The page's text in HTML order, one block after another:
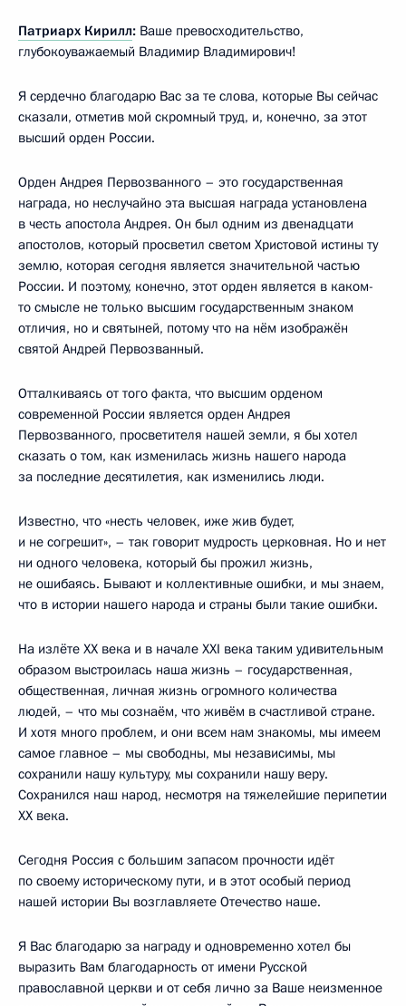
Патриарх Кирилл: Ваше превосходительство,
глубокоуважаемый Владимир Владимирович!
Я сердечно благодарю Вас за те слова, которые Вы сейчас
сказали, отметив мой скромный труд, и, конечно, за этот
высший орден России.
Орден Андрея Первозванного – это государственная
награда, но неслучайно эта высшая награда установлена
в честь апостола Андрея. Он был одним из двенадцати
апостолов, который просветил светом Христовой истины ту
землю, которая сегодня является значительной частью
России. И поэтому, конечно, этот орден является в каком-
то смысле не только высшим государственным знаком
отличия, но и святыней, потому что на нём изображён
святой Андрей Первозванный.
Отталкиваясь от того факта, что высшим орденом
современной России является орден Андрея
Первозванного, просветителя нашей земли, я бы хотел
сказать о том, как изменилась жизнь нашего народа
за последние десятилетия, как изменились люди.
Известно, что «несть человек, иже жив будет,
и не согрешит», – так говорит мудрость церковная. Но и нет
ни одного человека, который бы прожил жизнь,
не ошибаясь. Бывают и коллективные ошибки, и мы знаем,
что в истории нашего народа и страны были такие ошибки.
На излёте XX века и в начале XXI века таким удивительным
образом выстроилась наша жизнь – государственная,
общественная, личная жизнь огромного количества
людей, – что мы сознаём, что живём в счастливой стране.
И хотя много проблем, и они всем нам знакомы, мы имеем
самое главное – мы свободны, мы независимы, мы
сохранили нашу культуру, мы сохранили нашу веру.
Сохранился наш народ, несмотря на тяжелейшие перипетии
XX века.
Сегодня Россия с большим запасом прочности идёт
по своему историческому пути, и в этот особый период
нашей истории Вы возглавляете Отечество наше.
Я Вас благодарю за награду и одновременно хотел бы
выразить Вам благодарность от имени Русской
православной церкви и от себя лично за Ваше неизменное